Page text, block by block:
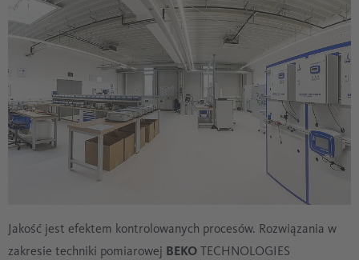
Jakość jest efektem kontrolowanych procesów. Rozwiązania w
zakresie techniki pomiarowej BEKO TECHNOLOGIES